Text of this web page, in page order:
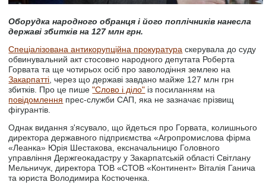
Оборудка народного обранця і його поплічників нанесла
державі збитків на 127 млн грн.
Спеціалізована антикорупційна прокуратура скерувала до суду
обвинувальний акт стосовно народного депутата Роберта
Горвата та ще чотирьох осіб про заволодіння землею на
Закарпатті , через що державі завдано майже 127 млн грн
збитків. Про це пише"Слово і діло" із посиланням на
повідомлення прес-служби САП, яка не зазначає прізвищ
фігурантів.
Однак видання з'ясувало, що йдеться про Горвата, колишнього
директора державного підприємства «Агропромислова фірма
«Леанка» Юрія Шестакова, ексначальницю Головного
управління Держгеокадастру у Закарпатській області Світлану
Мельничук, директора ТОВ «СТОВ «Континент» Віталія Ганича
та юриста Володимира Костюченка.